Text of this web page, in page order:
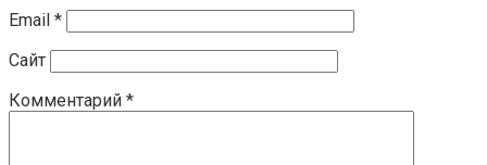
Email *
Сайт
Комментарий *